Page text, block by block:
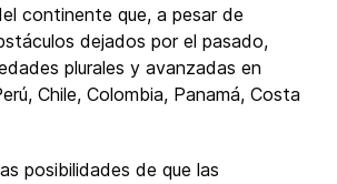
continente que, a pesar de
dejados por el pasado,
plurales y avanzadas en
Chile, Colombia, Panamá, Costa
posibilidades de que las